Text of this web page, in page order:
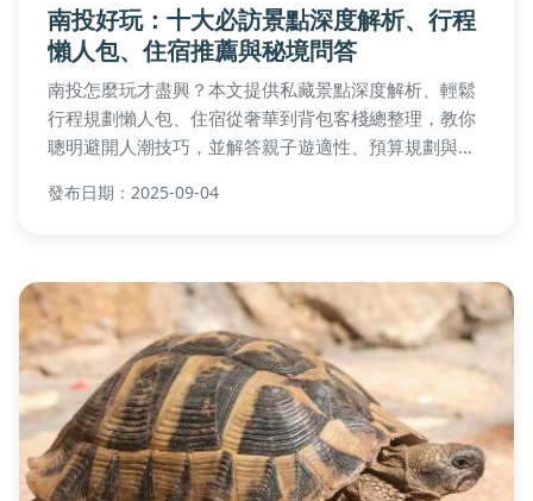
南投好玩：十大必訪景點深度解析、行程
懶人包、住宿推薦與秘境問答
南投怎麼玩才盡興？本文提供私藏景點深度解析、輕鬆
行程規劃懶人包、住宿從奢華到背包客棧總整理，教你
聰明避開人潮技巧，並解答親子遊適性、預算規劃與在
發布日期：2025-09-04